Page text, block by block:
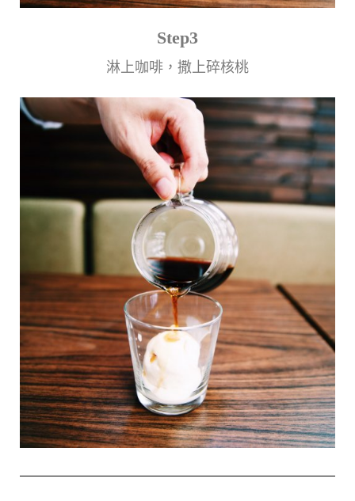
Step3
淋上咖啡，撒上碎核桃